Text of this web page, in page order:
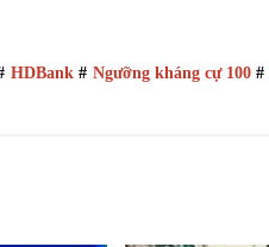
HDBank # Ngưỡng kháng cự 100 #